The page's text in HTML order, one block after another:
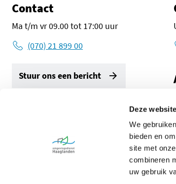
Deze
We
bieden en
site met
combineren
uw gebruik
Contact
Ma t/m vr 09.00 tot 17:00 uur
(070) 21 899 00
Stuur ons een bericht
LinkedIn Omgevingsdienst Haaglanden
Instagram Omgevingsdienst
X Omgevingsdienst
Facebook